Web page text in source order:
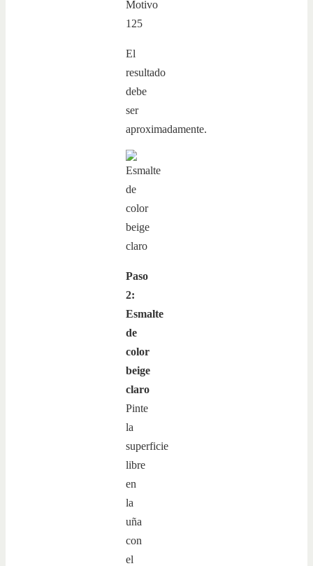
El
resultado
debe
ser
aproximadamente.
Paso
2:
Esmalte
de
color
beige
claro
Pinte
la
superficie
libre
en
la
uña
con
el